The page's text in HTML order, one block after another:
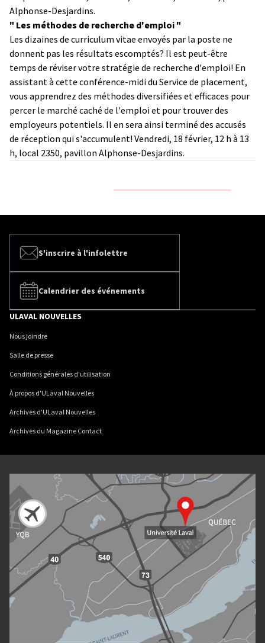
Alphonse-Desjardins.
" Les méthodes de recherche d'emploi "
Les dizaines de curriculum vitae envoyés par la poste ne
donnent pas les résultats escomptés? Il est peut-être
temps de réviser votre stratégie de recherche d'emploi! En
assistant à cette conférence-midi du Service de placement,
vous apprendrez des méthodes diversifiées et efficaces pour
percer le marché caché de l'emploi et pour trouver des
employeurs potentiels. Il en sera ainsi terminé des accusés
de réception qui s'accumulent! Vendredi, 18 février, 12 h à 13
h, local 2350, pavillon Alphonse-Desjardins.
S'inscrire à l'infolettre
Calendrier des événements
ULAVAL NOUVELLES
Nous joindre
Salle de presse
Conditions générales d'utilisation
À propos d'ULaval Nouvelles
Archives d'ULaval Nouvelles
Archives du Magazine Contact